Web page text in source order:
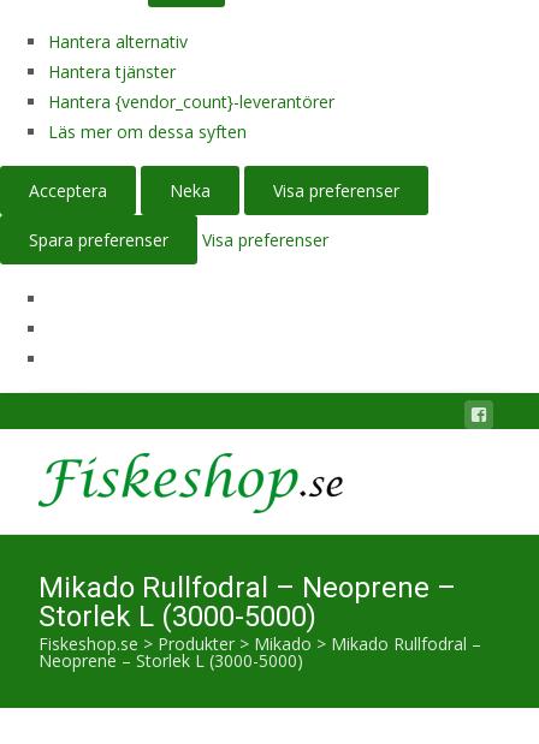
Hantera alternativ
Hantera tjänster
Hantera {vendor_count}-leverantörer
Läs mer om dessa syften
Acceptera Neka Visa preferenser
Spara preferenser Visa preferenser
Mikado Rullfodral – Neoprene –
Storlek L (3000-5000)
Fiskeshop.se > Produkter > Mikado > Mikado Rullfodral –
Neoprene – Storlek L (3000-5000)